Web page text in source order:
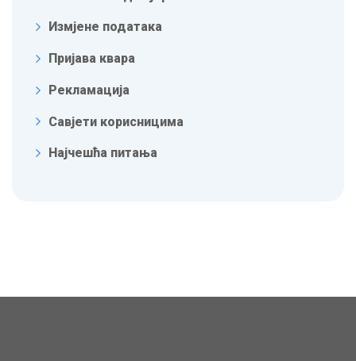
Измјене података
Пријава квара
Рекламација
Савјети корисницима
Најчешћа питања